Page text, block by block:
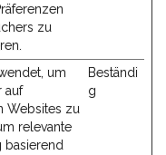
zu
um
auf
Websites zu
relevante
basierend
Beständi
g